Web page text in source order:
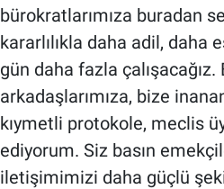
bürokratlarımıza buradan
kararlılıkla daha adil, daha
gün daha fazla
arkadaşlarımıza, bize
kıymetli protokole, meclis
ediyorum. Siz basın
iletişimimizi daha güçlü